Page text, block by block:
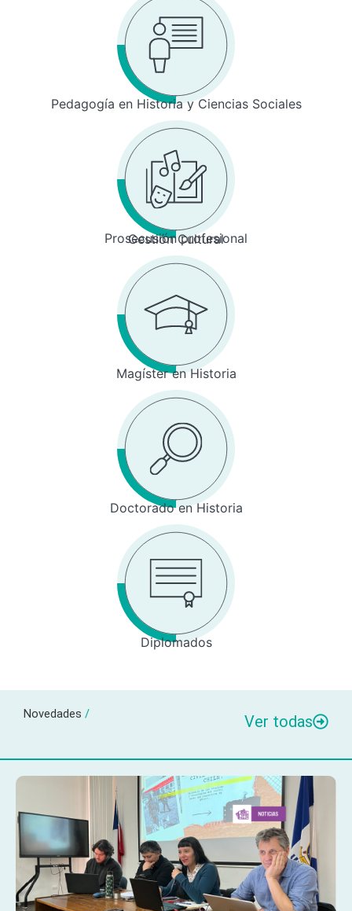
Pedagogía en Historia y Ciencias Sociales
Prosecusión profesional
Gestión Cultural
Magíster en Historia
Doctorado en Historia
Diplomados
Novedades / Ver todas